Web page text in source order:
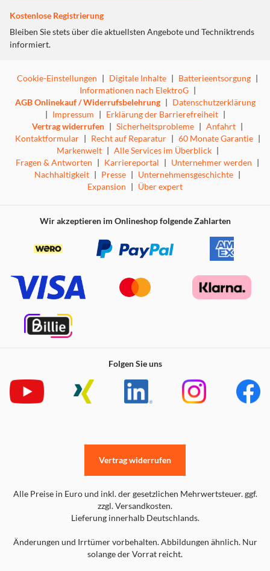
Kostenlose Registrierung
Bleiben Sie stets über die aktuellsten Angebote und Techniktrends
informiert.
Cookie-Einstellungen | Digitale Inhalte | Batterieentsorgung |
Informationen nach ElektroG |
AGB Onlinekauf / Widerrufsbelehrung | Datenschutzerklärung
| Impressum | Erklärung der Barrierefreiheit |
Vertrag widerrufen | Sicherheitsprobleme | Anfahrt |
Kontaktformular | Recht auf Reparatur | 60 Monate Garantie |
Markenwelt | Alle Services im Überblick |
Fragen & Antworten | Karriereportal | Unternehmer werden |
Nachhaltigkeit | Presse | Unternehmensgeschichte |
Expansion | Über expert
Wir akzeptieren im Onlineshop folgende Zahlarten
Folgen Sie uns
Alle Preise in Euro und inkl. der gesetzlichen Mehrwertsteuer. ggf.
zzgl. Versandkosten.
Lieferung innerhalb Deutschlands.
Änderungen und Irrtümer vorbehalten. Abbildungen ähnlich. Nur
solange der Vorrat reicht.
Vertrag widerrufen